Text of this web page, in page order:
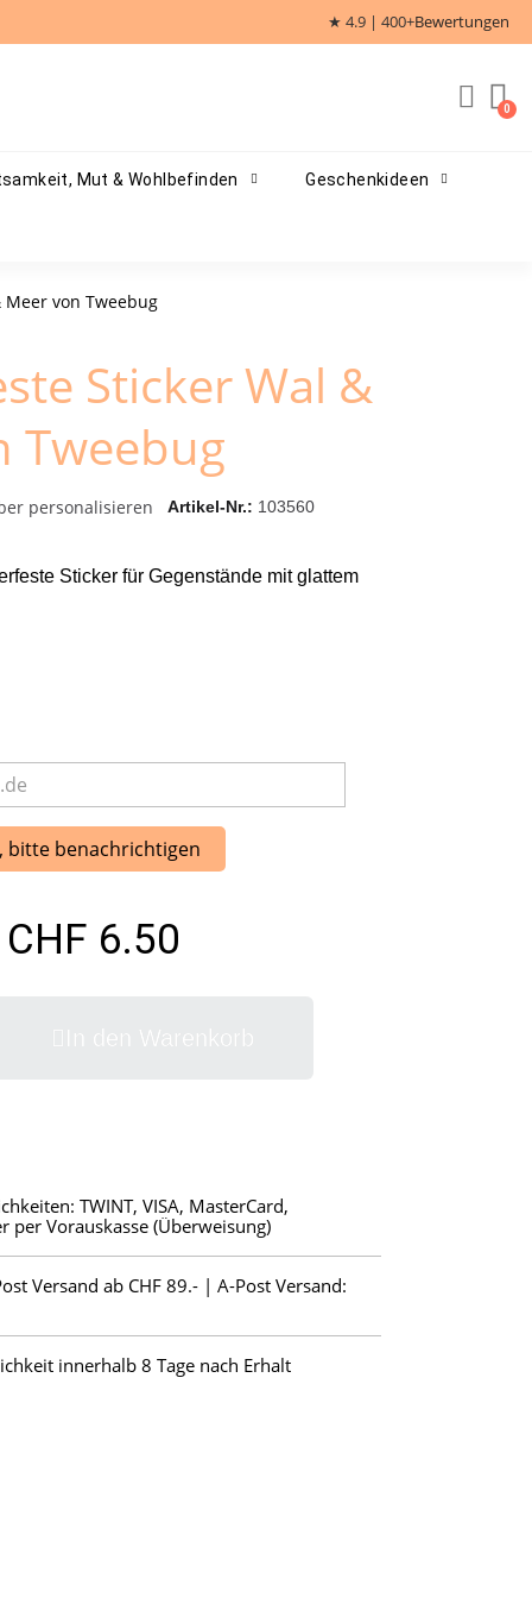
★ 4.9 | 400+Bewertungen
Mut & Wohlbefinden Geschenkideen
Meer von Tweebug
Sticker Wal &
Tweebug
personalisieren Artikel-Nr. 103560
Sticker für Gegenstände mit glattem
bitte benachrichtigen
CHF 6.50
TWINT, VISA, MasterCard,
per Vorauskasse (Überweisung)
Versand ab CHF 89.- | A-Post Versand:
innerhalb 8 Tage nach Erhalt